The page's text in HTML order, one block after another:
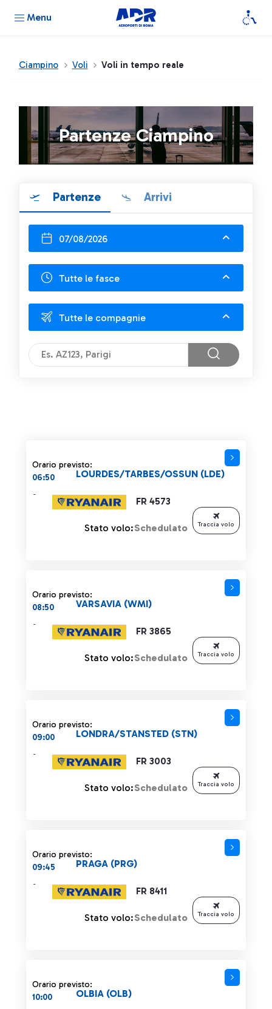
Menu
Ciampino Voli Voli in tempo reale
Partenze Ciampino
Partenze Arrivi
07/08/2026
Tutte le fasce
Tutte le compagnie
Orario previsto:
06:50
FR 4573
LOURDES/TARBES/OSSUN (LDE)
-
Stato volo:Schedulato Traccia volo
Orario previsto:
08:50
FR 3865
VARSAVIA (WMI)
-
Stato volo:Schedulato Traccia volo
Orario previsto:
09:00
FR 3003
LONDRA/STANSTED (STN)
-
Stato volo:Schedulato Traccia volo
Orario previsto:
09:45
FR 8411
PRAGA (PRG)
-
Stato volo:Schedulato Traccia volo
Orario previsto:
10:00
OLBIA (OLB)